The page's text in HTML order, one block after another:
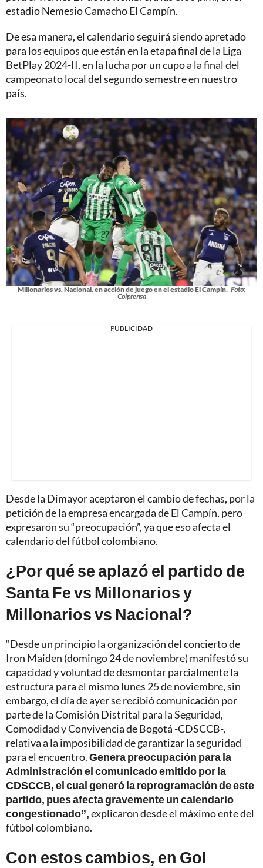
estadio Nemesio Camacho El Campín.
De esa manera, el calendario seguirá siendo apretado
para los equipos que están en la etapa final de la Liga
BetPlay 2024-II, en la lucha por un cupo a la final del
campeonato local del segundo semestre en nuestro
país.
Millonarios vs. Nacional, en acción de juego en el estadio El Campín. Foto:
Colprensa
PUBLICIDAD
Desde la Dimayor aceptaron el cambio de fechas, por la
petición de la empresa encargada de El Campín, pero
expresaron su “preocupación”, ya que eso afecta el
calendario del fútbol colombiano.
¿Por qué se aplazó el partido de
Santa Fe vs Millonarios y
Millonarios vs Nacional?
“Desde un principio la organización del concierto de
Iron Maiden (domingo 24 de noviembre) manifestó su
capacidad y voluntad de desmontar parcialmente la
estructura para el mismo lunes 25 de noviembre, sin
embargo, el día de ayer se recibió comunicación por
parte de la Comisión Distrital para la Seguridad,
Comodidad y Convivencia de Bogotá -CDSCCB-,
relativa a la imposibilidad de garantizar la seguridad
para el encuentro.Genera preocupación para la
Administración el comunicado emitido por la
CDSCCB, el cual generó la reprogramación de este
partido, pues afecta gravemente un calendario
congestionado”,explicaron desde el máximo ente del
fútbol colombiano.
Con estos cambios, en Gol